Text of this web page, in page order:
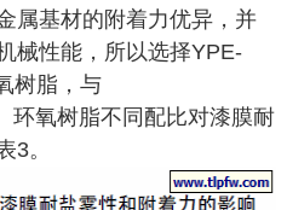
属基材的附着力优异，并
械性能，所以选择YPE-
树脂，与
环氧树脂不同配比对漆膜耐
3。